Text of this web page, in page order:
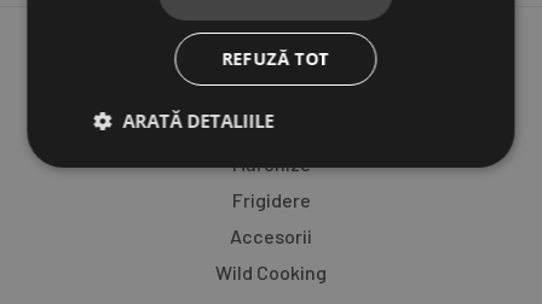
MAGAZIN
Corturi
Marchize
Frigidere
Accesorii
Wild Cooking
REFUZĂ TOT
ARATĂ DETALIILE